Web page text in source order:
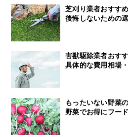
芝刈り業者おすす
後悔しないための
害獣駆除業者おす
具体的な費用相場
もったいない野菜
野菜でお得にフー